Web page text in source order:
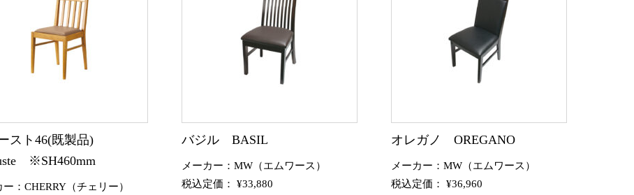
スト46(既製品)
※SH460mm
ー：CHERRY（チェリー）
バジル BASIL
メーカー：MW（エムワース）
税込定価： ¥33,880
オレガノ OREGANO
メーカー：MW（エムワース）
税込定価： ¥36,960